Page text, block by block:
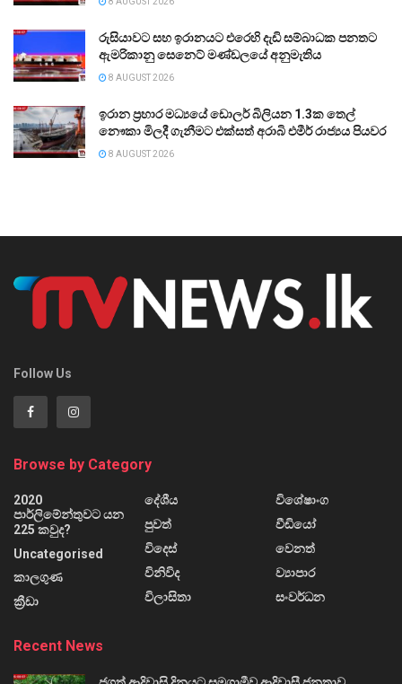
රුසියාවට සහ ඉරානයට එරෙහි දැඩි සම්බාධක පනතට
ඇමරිකානු සෙනෙට් මණ්ඩලයේ අනුමැතිය
8 AUGUST 2026
ඉරාන ප්‍රහාර මධ්‍යයේ ඩොලර් බිලියන 1.3ක තෙල්
නෞකා මිලදී ගැනීමට එක්සත් අරාබි එමීර් රාජ්‍යය පියවර
8 AUGUST 2026
Follow Us
Browse by Category
2020
පාර්ලිමේන්තුවට යන
225 කවුද?
Uncategorised
කාලගුණ
ක්‍රීඩා
දේශීය
පුවත්
විදෙස්
විනිවිද
විලාසිතා
විශේෂාංග
වීඩියෝ
වෙනත්
ව්‍යාපාර
සංවර්ධන
Recent News